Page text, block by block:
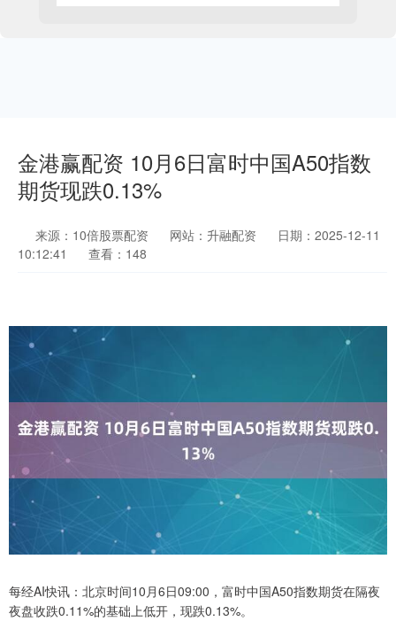
金港赢配资 10月6日富时中国A50指数
期货现跌0.13%
来源：10倍股票配资 网站：升融配资
日期：2025-12-11
10:12:41
查看：148
每经AI快讯：北京时间10月6日09:00，富时中国A50指数期货在隔夜
夜盘收跌0.11%的基础上低开，现跌0.13%。